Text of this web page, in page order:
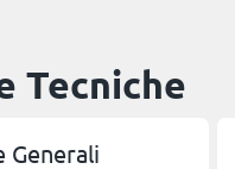
Tecniche
Generali